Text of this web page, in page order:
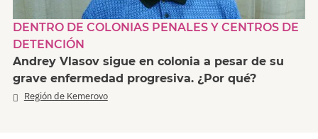
DENTRO DE COLONIAS PENALES Y CENTROS DE
DETENCIÓN
Andrey Vlasov sigue en colonia a pesar de su
grave enfermedad progresiva. ¿Por qué?
Región de Kemerovo